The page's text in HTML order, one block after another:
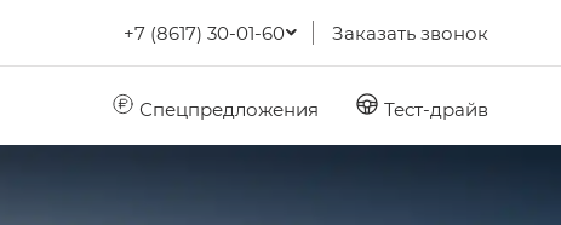
+7 (8617) 30-01-60 Заказать звонок
Спецпредложения Тест-драйв